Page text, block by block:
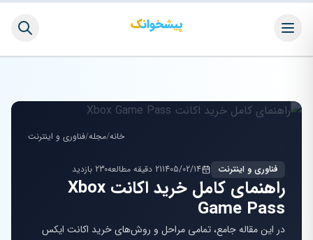
خانه/مجله/فناوری و اینترنت
فناوری و اینترنت 1405/02/1421 دقیقه مطالعه 230 بازدید
راهنمای کامل خرید اکانت Xbox
Game Pass
در این مقاله جامع، تمامی مراحل و روش‌های خرید اکانت ایکس